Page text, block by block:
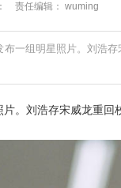
责任编辑： wuming
一组明星照片。刘浩存
。刘浩存宋威龙重回